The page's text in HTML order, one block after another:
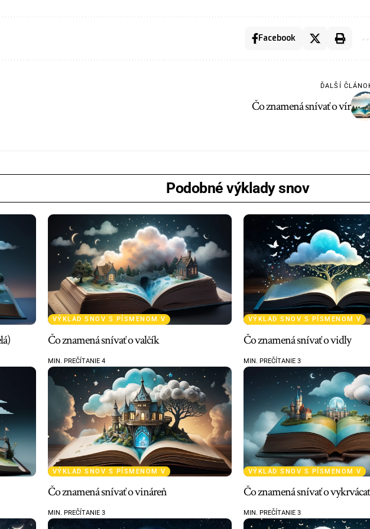
Facebook
ĎALŠÍ
Čo znamená snívať o vír
Podobné výklady snov
VÝKLAD SNOV S PÍSMENOM V
Čo znamená snívať o valčík
MIN. PREČÍTANIE 4
VÝKLAD SNOV S PÍSMENOM V
Čo znamená snívať o vidly
MIN. PREČÍTANIE 3
VÝKLAD SNOV S PÍSMENOM V
Čo znamená snívať o vináreň
MIN. PREČÍTANIE 3
VÝKLAD SNOV S PÍSMENOM V
Čo znamená snívať o vykrvácať
MIN. PREČÍTANIE 3